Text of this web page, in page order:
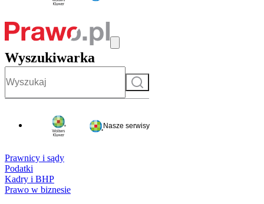
Wyszukiwarka
Szukaj
Nasze serwisy
Prawnicy i sądy
Podatki
Kadry i BHP
Prawo w biznesie